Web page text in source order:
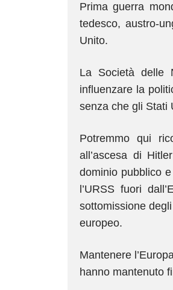
Prima guerra
tedesco, austro-
Unito.
La Società delle
influenzare la
senza che gli Stati
Potremmo qui
all’ascesa di
dominio pubblico
l’URSS fuori
sottomissione
europeo.
Mantenere
hanno mantenuto